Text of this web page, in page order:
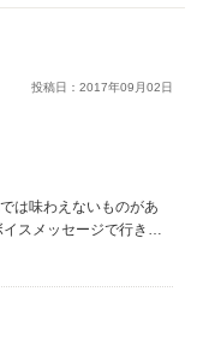
投稿日： 2017年09 月02日
は味わえないものがあ
スメッセージで行き先
チャせずに楽になった。